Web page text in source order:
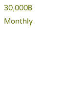
30,000฿
Monthly